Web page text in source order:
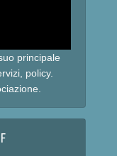
principale
policy.